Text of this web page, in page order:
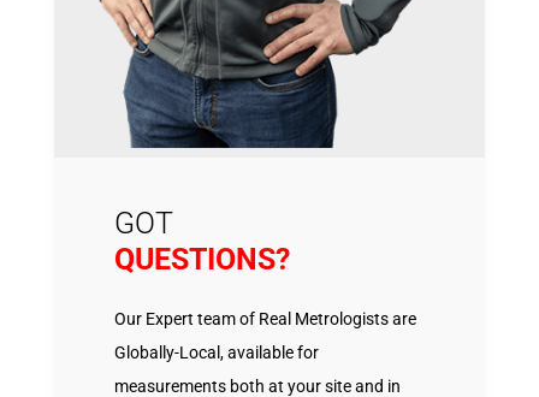
GOT
QUESTIONS?
Our Expert team of Real Metrologists are
Globally-Local, available for
measurements both at your site and in